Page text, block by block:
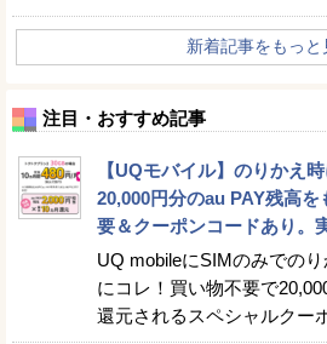
新着記事をもっと
注目・おすすめ記事
【UQモバイル】のりかえ
20,000円分のau PAY残高
要＆クーポンコードあり。
UQ mobileにSIMのみでの
にコレ！買い物不要で
還元されるスペシャルクー